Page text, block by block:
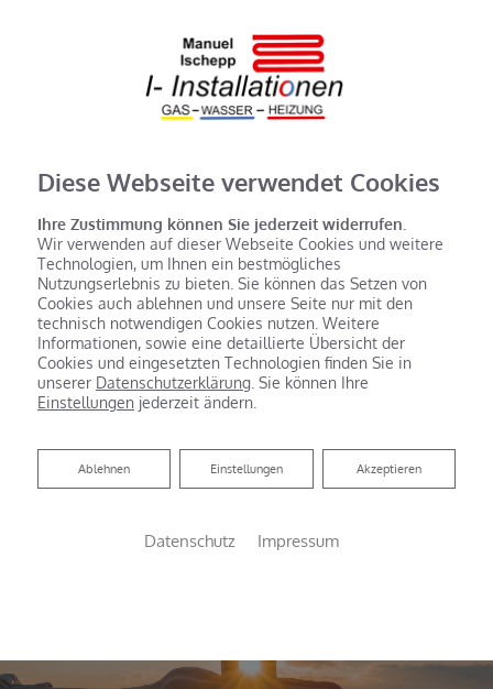
Diese Webseite verwendet Cookies
Ihre Zustimmung können Sie jederzeit widerrufen.
Wir verwenden auf dieser Webseite Cookies und weitere
Technologien, um Ihnen ein bestmögliches
Nutzungserlebnis zu bieten. Sie können das Setzen von
Cookies auch ablehnen und unsere Seite nur mit den
technisch notwendigen Cookies nutzen. Weitere
Informationen, sowie eine detaillierte Übersicht der
Cookies und eingesetzten Technologien finden Sie in
unserer Datenschutzerklärung . Sie können Ihre
Einstellungen jederzeit ändern.
Akzeptieren
Einstellungen
Ablehnen
Ablehnen
Datenschutz Impressum